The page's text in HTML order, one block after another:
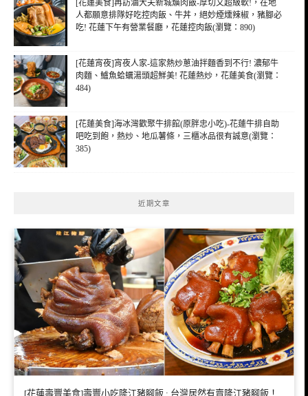
[花蓮美食]再訪滷大夫新城爌肉飯-厚切又超級軟!，在地
人都願意排隊好吃控肉飯、牛丼，絕妙煙燻辣椒，豬腳必
吃! 花蓮下午有營業餐廳，花蓮控肉飯(瀏覽：890)
[花蓮宵夜]宵夜人家-這家熱炒蔥油拌麵香到不行! 濃郁牛
肉麵、鱸魚蛤蠣湯頭超鮮美! 花蓮熱炒，花蓮美食(瀏覽：
484)
[花蓮美食]海冰灣歡聚牛排館(原胖忠小吃)-花蓮牛排自助
吧吃到飽，熱炒、地瓜薯條，三櫃冰品很有誠意(瀏覽：
385)
近期文章
[花蓮壽豐美食]壽豐小吃隆江豬腳飯 : 台灣居然有賣隆江豬腳飯！